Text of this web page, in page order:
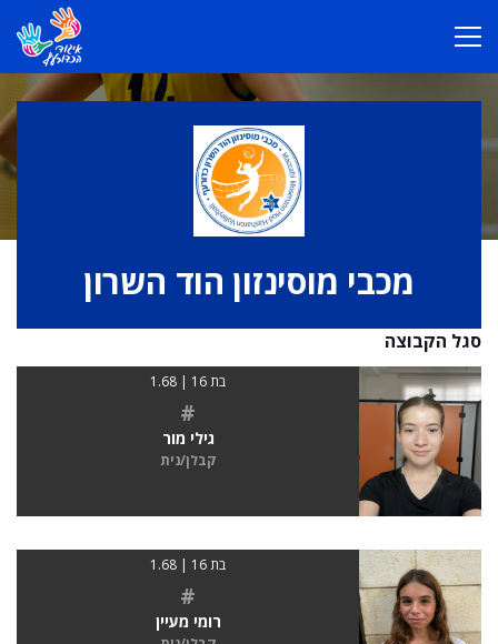
מכבי מוסינזון הוד השרון
סגל הקבוצה
בת 16 | 1.68
#
גילי מור
קבלן/נית
בת 16 | 1.68
#
רומי מעיין